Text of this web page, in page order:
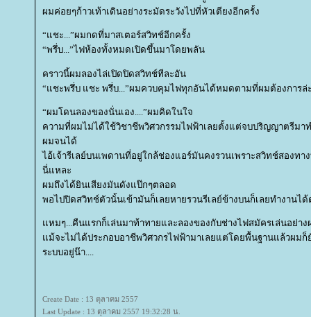
ผมค่อยๆก้าวเท้าเดินอย่างระมัดระวังไปที่หัวเตียงอีกครั้ง
“ชะ...”ผมกดที่มาสเตอร์สวิทช์อีกครั้ง
“พรึ่บ...”ไฟห้องทั้งหมดเปิดขึ้นมาโดยพลัน
คราวนี้ผมลองไล่เปิดปิดสวิทช์ทีละอัน
“ชะพรึ่บ แชะ พรึ่บ ...”ผมควบคุมไฟทุกอันได้หมดตามที่ผมต้องการล่
“ผมโดนลองของนั่นเอง ....”ผมคิดในใจ
ความที่ผมไม่ได้ใช้วิชาชีพวิศวกรรมไฟฟ้าเลยตั้งแต่จบปริญญาตรีม
ผมจนได้
ไอ้เจ้ารีเลย์บนเพดานที่อยู่ใกล้ช่องแอร์มันคงรวนเพราะสวิทช์สองท
นี่แหละ
ผมถึงได้ยินเสียงมันดังแป๊กๆตลอด
พอไปปิดสวิทช์ตัวนั้นเข้ามันก็เลยหายรวนรีเลย์ข้างบนก็เลยทำงานไ
หมๆ...คืนแรกก็เล่นมาท้าทายและลองของกับช่างไฟสมัครเล่นอย่าง
ม้จะไม่ได้ประกอบอาชีพวิศวกรไฟฟ้ามาเลยแต่โดยพื้นฐานแล้วผมก็
ระบบอยู่น๊า....
Create Date : 13 ตุลาคม 2557
Last Update : 13 ตุลาคม 2557 19:32:28 น.